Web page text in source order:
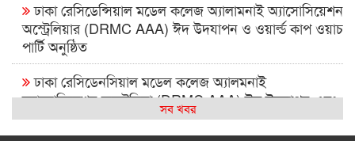
ঢাকা রেসিডেন্সিয়াল মডেল কলেজ অ্যালামনাই অ্যাসোসিয়েশন
অস্ট্রেলিয়ার (DRMC AAA) ঈদ উদযাপন ও ওয়ার্ল্ড কাপ ওয়াচ
পার্টি অনুষ্ঠিত
ঢাকা রেসিডেনসিয়াল মডেল কলেজ অ্যালমনাই
অ্যাসোসিয়েশন অস্ট্রেলিয়া (DRMC AAA) ঈদ উদযাপন এবং
বিশ্বকাপ ম্যাচ দেখার আসর ২০২৬
সব খবর